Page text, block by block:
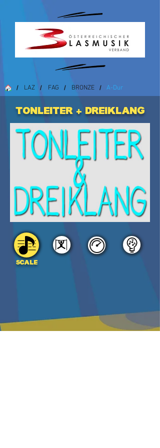
/ LAZ / FAG / BRONZE / A-Dur
Tonleiter + Dreiklang
SCALE